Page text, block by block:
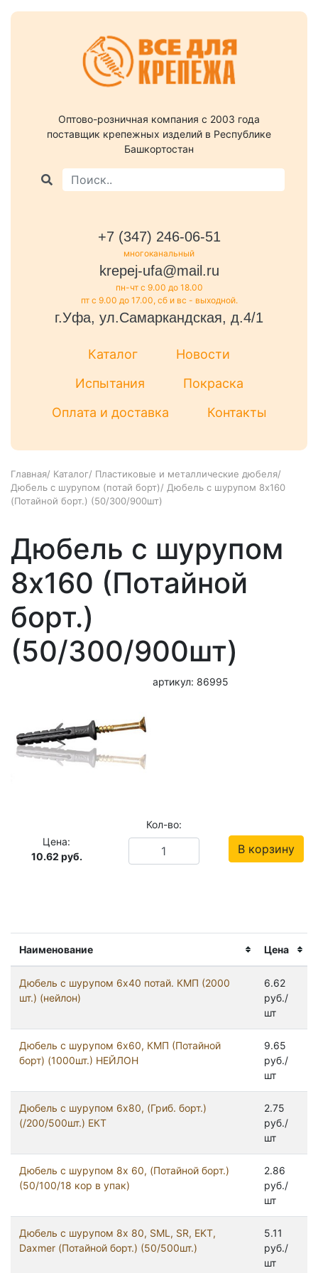
Оптово-розничная компания c 2003 года
поставщик крепежных изделий в Республике
Башкортостан
+7 (347) 246-06-51
многоканальный
krepej-ufa@mail.ru
пн-чт с 9.00 до 18.00
пт с 9.00 до 17.00, сб и вс - выходной.
г.Уфа, ул.Самаркандская, д.4/1
Каталог
Новости
Испытания
Покраска
Оплата и доставка
Контакты
Главная/ Каталог/ Пластиковые и металлические дюбеля/
Дюбель с шурупом (потай борт)/ Дюбель с шурупом 8х160
(Потайной борт.) (50/300/900шт)
Наименование Цена
Дюбель с шурупом 6x40 потай. КМП (2000
шт.) (нейлон)
6.62
руб./
шт
Дюбель с шурупом 6x60, КМП (Потайной
борт) (1000шт.) НЕЙЛОН
9.65
руб./
шт
Дюбель с шурупом 6x80, (Гриб. борт.)
(/200/500шт.) ЕКТ
2.75
руб./
шт
Дюбель с шурупом 8x 60, (Потайной борт.)
(50/100/18 кор в упак)
2.86
руб./
шт
Дюбель с шурупом 8x 80, SML, SR, EKT,
Daxmer (Потайной борт.) (50/500шт.)
5.11
руб./
шт
Дюбель с шурупом
8х160 (Потайной
борт.)
(50/300/900шт)
артикул: 86995
Цена:
10.62 руб.
Кол-во:
В корзину